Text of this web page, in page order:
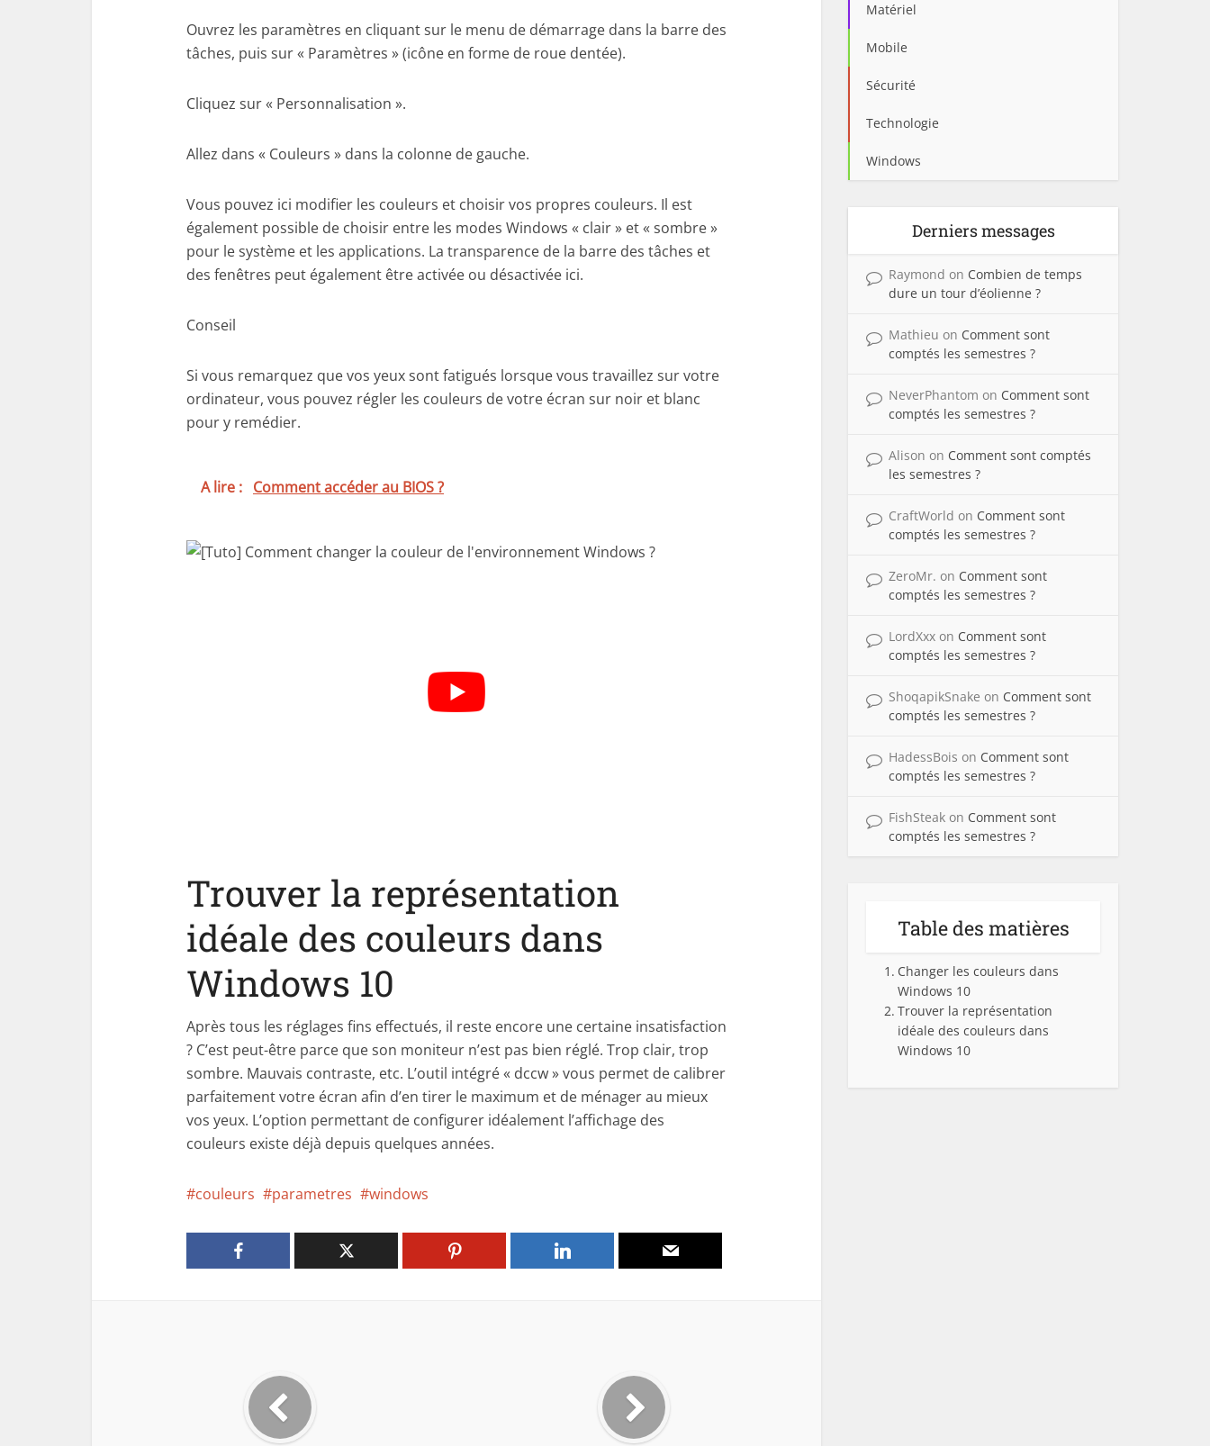
Ouvrez les paramètres en cliquant sur le menu de démarrage dans la barre des
tâches, puis sur « Paramètres » (icône en forme de roue dentée).
Cliquez sur « Personnalisation ».
Allez dans « Couleurs » dans la colonne de gauche.
Vous pouvez ici modifier les couleurs et choisir vos propres couleurs. Il est
également possible de choisir entre les modes Windows « clair » et « sombre »
pour le système et les applications. La transparence de la barre des tâches et
des fenêtres peut également être activée ou désactivée ici.
Conseil
Si vous remarquez que vos yeux sont fatigués lorsque vous travaillez sur votre
ordinateur, vous pouvez régler les couleurs de votre écran sur noir et blanc
pour y remédier.
A lire : Comment accéder au BIOS ?
Trouver la représentation
idéale des couleurs dans
Windows 10
Après tous les réglages fins effectués, il reste encore une certaine insatisfaction
? C’est peut-être parce que son moniteur n’est pas bien réglé. Trop clair, trop
sombre. Mauvais contraste, etc. L’outil intégré « dccw » vous permet de calibrer
parfaitement votre écran afin d’en tirer le maximum et de ménager au mieux
vos yeux. L’option permettant de configurer idéalement l’affichage des
couleurs existe déjà depuis quelques années.
couleurs parametres windows
Matériel
Mobile
Sécurité
Technologie
Windows
Derniers messages
Raymond on Combien de temps
dure un tour d’éolienne ?
Mathieu on Comment sont
comptés les semestres ?
NeverPhantom on Comment sont
comptés les semestres ?
Alison on Comment sont comptés
les semestres ?
CraftWorld on Comment sont
comptés les semestres ?
ZeroMr. on Comment sont
comptés les semestres ?
LordXxx on Comment sont
comptés les semestres ?
ShoqapikSnake on Comment sont
comptés les semestres ?
HadessBois on Comment sont
comptés les semestres ?
FishSteak on Comment sont
comptés les semestres ?
Table des matières
Changer les couleurs dans
Windows 10
Trouver la représentation
idéale des couleurs dans
Windows 10